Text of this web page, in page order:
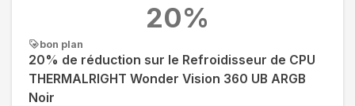
bon plan
20% de réduction sur le Refroidisseur de CPU
THERMALRIGHT Wonder Vision 360 UB ARGB
Noir
20%